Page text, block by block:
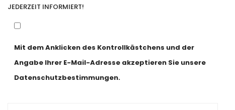
JEDERZEIT INFORMIERT!
Mit dem Anklicken des Kontrollkästchens und der
Angabe Ihrer E-Mail-Adresse akzeptieren Sie unsere
Datenschutzbestimmungen.